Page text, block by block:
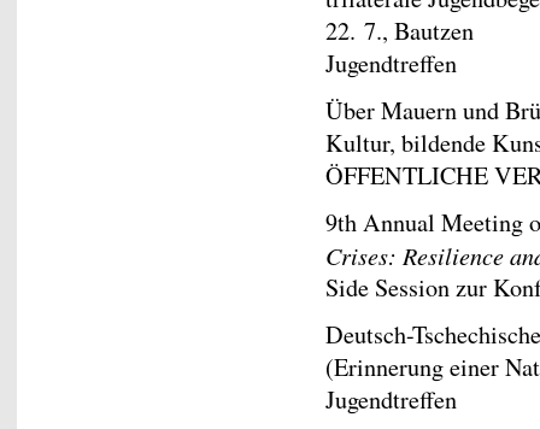
22. 7., Bautzen
Jugendtreffen
Über Mauern und
Kultur, bildende
ÖFFENTLICHE
9th Annual Meeting
Crises: Resilience
Side Session zur
Deutsch-
(Erinnerung einer
Jugendtreffen